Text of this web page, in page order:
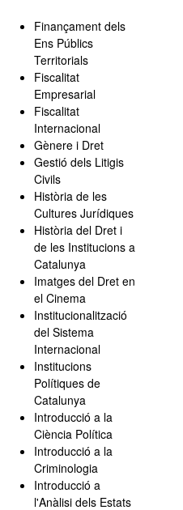
Finançament dels
Ens Públics
Territorials
Fiscalitat
Empresarial
Fiscalitat
Internacional
Gènere i Dret
Gestió dels Litigis
Civils
Història de les
Cultures Jurídiques
Història del Dret i
de les Institucions a
Catalunya
Imatges del Dret en
el Cinema
Institucionalització
del Sistema
Internacional
Institucions
Polítiques de
Catalunya
Introducció a la
Ciència Política
Introducció a la
Criminologia
Introducció a
l'Anàlisi dels Estats